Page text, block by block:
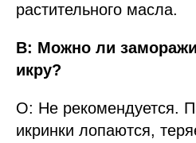
растительного масла.
В: Можно ли
икру?
О: Не рекомендуется.
икринки лопаются,